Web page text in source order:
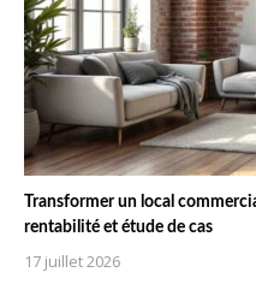
Transformer un local
rentabilité et étude de cas
17 juillet 2026